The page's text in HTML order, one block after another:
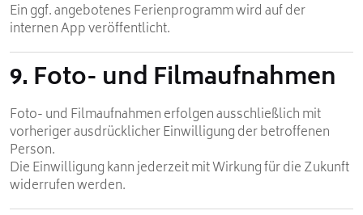
Ein ggf. angebotenes Ferienprogramm wird auf der
internen App veröffentlicht.
9. Foto- und Filmaufnahmen
Foto- und Filmaufnahmen erfolgen ausschließlich mit
vorheriger ausdrücklicher Einwilligung der betroffenen
Person.
Die Einwilligung kann jederzeit mit Wirkung für die Zukunft
widerrufen werden.